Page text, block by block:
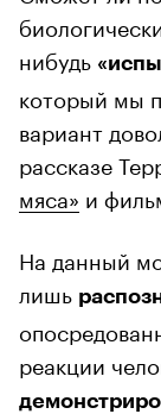
нибудь
который мы
вариант
рассказе
мяса» и
На данный
лишь
реакции